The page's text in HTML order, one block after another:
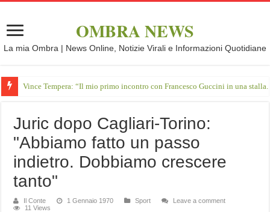
OMBRA NEWS
La mia Ombra | News Online, Notizie Virali e Informazioni Quotidiane
Vince Tempera: “Il mio primo incontro con Francesco Guccini in una
Juric dopo Cagliari-Torino:
"Abbiamo fatto un passo
indietro. Dobbiamo crescere
tanto"
Il Conte 1 Gennaio 1970 Sport
Leave a comment
11 Views